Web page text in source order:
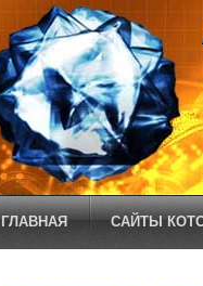
ГЛАВНАЯ САЙТЫ